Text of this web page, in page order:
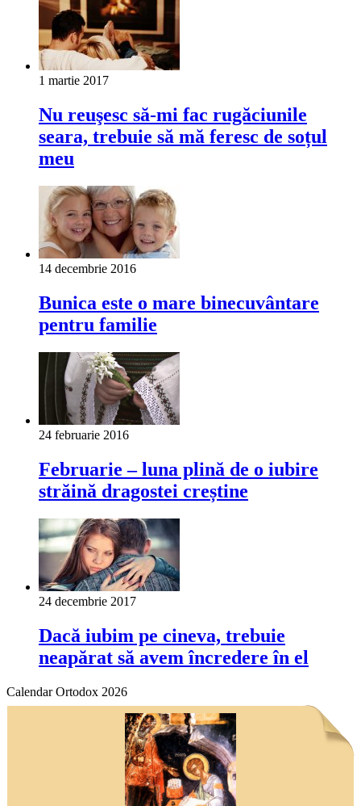
1 martie 2017
Nu reuşesc să-mi fac rugăciunile
seara, trebuie să mă feresc de soțul
meu
14 decembrie 2016
Bunica este o mare binecuvântare
pentru familie
24 februarie 2016
Februarie – luna plină de o iubire
străină dragostei creștine
24 decembrie 2017
Dacă iubim pe cineva, trebuie
neapărat să avem încredere în el
Calendar Ortodox 2026